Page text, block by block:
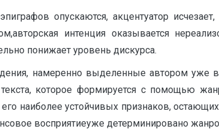
опускаются, акцентуатор
интенция оказывается
понижает уровень дискурса.
намеренно выделенные автором уже
которое формируется с помощью
наиболее устойчивых признаков,
восприятиеуже детерминировано